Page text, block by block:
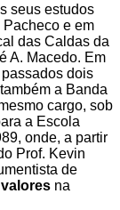
seus estudos
e em
das Caldas da
A. Macedo. Em
dois
a Banda
cargo, sob
a Escola
onde, a partir
Prof. Kevin
de
na